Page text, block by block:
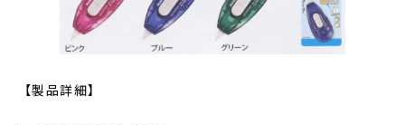
【製品詳細】